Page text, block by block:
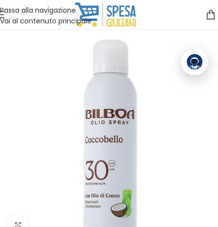
Passa alla navigazione
Vai al contenuto principale
Vuoi assistenza?Clicca qui e ti richiamiamo noi